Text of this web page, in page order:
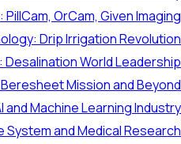
Israeli Medical Innovations:
Israeli Agricultural
Israeli Water Technology:
Israel Space Program:
Israeli AI
Israel's Healthcare